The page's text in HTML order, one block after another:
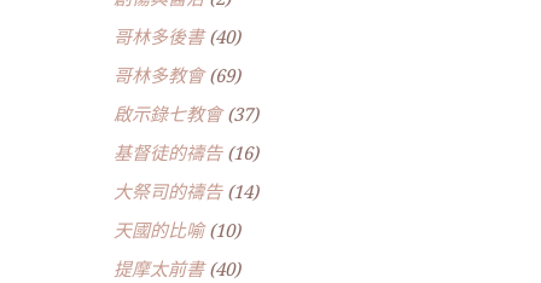
哥林多後書(40)
哥林多教會(69)
啟示錄七教會(37)
基督徒的禱告(16)
大祭司的禱告(14)
天國的比喻(10)
提摩太前書(40)